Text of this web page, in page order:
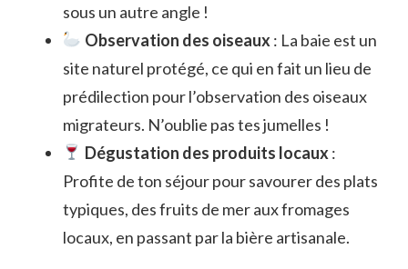
sous un autre angle !
Observation des oiseaux : La baie est un
site naturel protégé, ce qui en fait un lieu de
prédilection pour l’observation des oiseaux
migrateurs. N’oublie pas tes jumelles !
Dégustation des produits locaux :
Profite de ton séjour pour savourer des plats
typiques, des fruits de mer aux fromages
locaux, en passant par la bière artisanale.